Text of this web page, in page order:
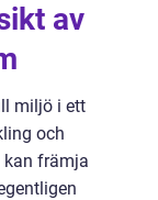
av
miljö i ett
och
kan främja